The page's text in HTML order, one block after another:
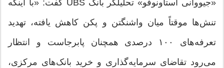
«جیووانی استاونوفو» تحلیلگر بانک UBS گفت: «با اینکه
تنش‌ها موقتاً میان واشنگتن و پکن کاهش یافته، تهدید
تعرفه‌های ۱۰۰ درصدی همچنان پابرجاست و انتظار
می‌رود تقاضای سرمایه‌گذاری و خرید بانک‌های مرکزی،